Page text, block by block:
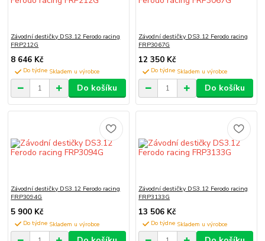
Závodní destičky DS3.12 Ferodo racing
FRP212G
8 646 Kč
Do týdne
Do košíku
Závodní destičky DS3.12 Ferodo racing
FRP3067G
12 350 Kč
Do týdne
Do košíku
Závodní destičky DS3.12 Ferodo racing
FRP3094G
5 900 Kč
Do týdne
Závodní destičky DS3.12 Ferodo racing
FRP3133G
13 506 Kč
Do týdne